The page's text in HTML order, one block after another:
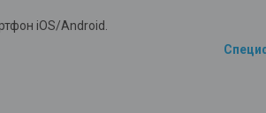
iOS/Android.